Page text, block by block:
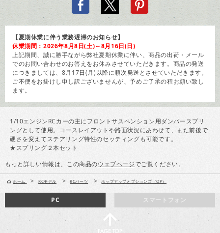
【夏期休業に伴う業務遅滞のお知らせ】
休業期間：2026年8月8日(土)～8月16日(日)
上記期間、誠に勝手ながら弊社夏期休業に伴い、商品の出荷・メール
でのお問い合わせのお答えをお休みさせていただきます。商品の発送
につきましては、8月17日(月)以降に順次発送とさせていただきます。
ご不便をお掛けし申し訳ございませんが、予めご了承の程お願い致し
ます。
1/10エンジンRCカーの主にフロントサスペンション用ダンパースプリ
ングとして使用。コースレイアウトや路面状況にあわせて、また前後で
硬さを変えてステアリング特性のセッティングも可能です。
★スプリング２本セット
もっと詳しい情報は、この商品のウェブページでご覧ください。
ホーム > RCモデル > RCパーツ > ホップアップオプションズ（OP）
スマートフォン
PC